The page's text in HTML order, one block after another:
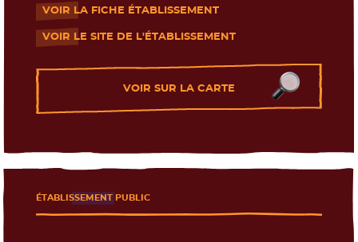
VOIR LA FICHE ÉTABLISSEMENT
- Nouvelle fenêtre
VOIR LE SITE DE L'ÉTABLISSEMENT
- Nouvelle fenêtre
VOIR SUR LA CARTE
ÉTABLISSEMENT PUBLIC